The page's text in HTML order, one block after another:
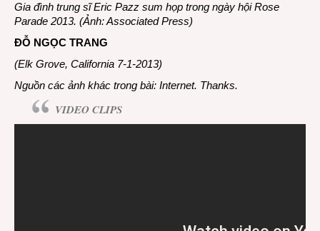
Gia đình trung sĩ Eric Pazz sum họp trong ngày hội Rose
Parade 2013. (Ảnh: Associated Press)
ĐỖ NGỌC TRANG
(Elk Grove, California 7-1-2013)
Nguồn các ảnh khác trong bài: Internet. Thanks.
VIDEO CLIPS